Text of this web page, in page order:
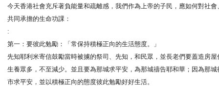
今天香港社會充斥著負能量和疏離感，我們作為上帝的子民，應如何對社
共同承擔的生命功課：
:
第一：要彼此勉勵：「常保持積極正向的生活態度。」
先知耶利米寄信鼓勵當時被擄的祭司、先知，和民眾，並長老們要蓋造房
生養眾多，不至減少。並且要為那城求平安，為那城禱告耶和華；因為那
市求平安，並以積極正向的態度彼此勉勵好好生活。